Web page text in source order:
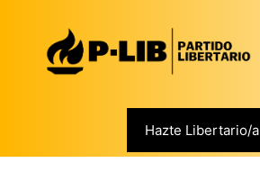
contenido
Hazte Libertario/a